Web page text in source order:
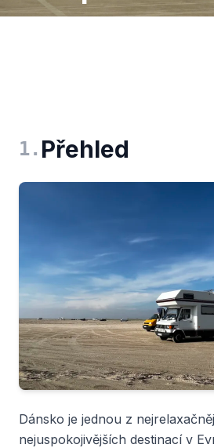
1. Přehled
Dánsko je jednou z
nejuspokojivějších destinací v